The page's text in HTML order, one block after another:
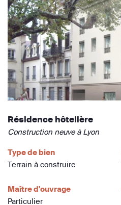
Résidence hôtelière
Construction neuve à Lyon
Type de bien
Terrain à construire
Maître d'ouvrage
Particulier